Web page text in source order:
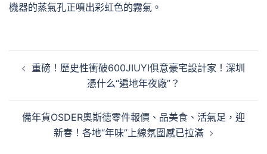
機器的蒸氣孔正噴出彩虹色的霧氣。
章
重磅！歷史性衝破600JIUYI俱意豪宅設計家！深圳
憑什么“遍地年夜廠”？
備年貨OSDER奧斯德零件報價、品美食、活氣足，迎
新春！各地“年味”上線氛圍感已拉滿